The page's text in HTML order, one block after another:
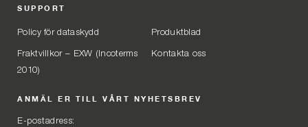
SUPPORT
Policy för dataskydd Produktblad
Fraktvillkor – EXW (Incoterms
2010)
Kontakta oss
ANMÄL ER TILL VÅRT NYHETSBREV
E-postadress: